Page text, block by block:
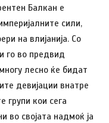
Балкан е
сили,
на влијанија. Со
го во предвид
лесно ќе бидат
девијации внатре
кои сега
во својата надмоќ ја